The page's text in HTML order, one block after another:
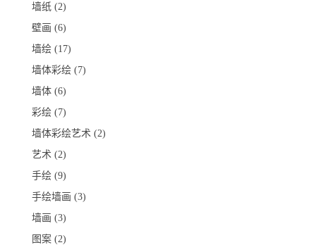
墙纸 (2)
壁画 (6)
墙绘 (17)
墙体彩绘 (7)
墙体 (6)
彩绘 (7)
墙体彩绘艺术 (2)
艺术 (2)
手绘 (9)
手绘墙画 (3)
墙画 (3)
图案 (2)